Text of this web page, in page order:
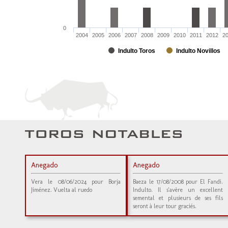
Indulto Toros Indulto Novillos
2004 2005 2006 2007 2008 2009 2010 2011 2012
0
Anegado
Vera le 08/06/2024 pour Borja
Jiménez. Vuelta al ruedo
Anegado
Baeza le 17/08/2008 pour El Fandi.
Indulto. Il s'avère un excellent
semental et plusieurs de ses fils
seront à leur tour graciés.